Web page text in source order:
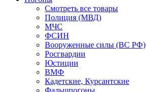
Смотреть все товары
Полиция (МВД)
МЧС
ФСИН
Вооруженные силы (ВС РФ)
Росгвардии
Юстиции
ВМФ
Кадетские, Курсантские
Фальшпогоны